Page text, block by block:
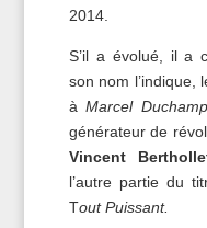
2014.
S’il a évolué, il a
son nom l’indique,
àMarcel Duchamp
générateur de
Vincent
l’autre partie du
Tout Puissant.